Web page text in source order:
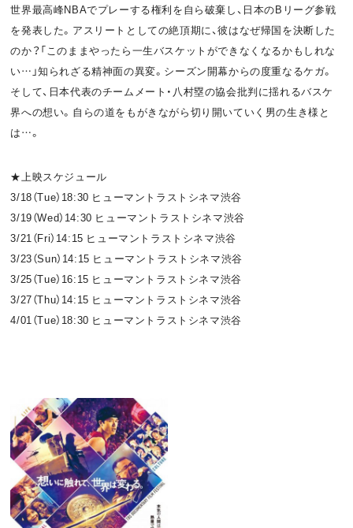
世界最高峰NBAでプレーする権利を自ら破棄し、日本のBリーグ参戦
を発表した。アスリートとしての絶頂期に、彼はなぜ帰国を決断した
のか？「このままやったら一生バスケットができなくなるかもしれな
い…」知られざる精神面の異変。シーズン開幕からの度重なるケガ。
そして、日本代表のチームメート・八村塁の協会批判に揺れるバスケ
界への想い。自らの道をもがきながら切り開いていく男の生き様と
は…。
★上映スケジュール
3/18（Tue）18:30 ヒューマントラストシネマ渋谷
3/19（Wed）14:30 ヒューマントラストシネマ渋谷
3/21（Fri）14:15 ヒューマントラストシネマ渋谷
3/23（Sun）14:15 ヒューマントラストシネマ渋谷
3/25（Tue）16:15 ヒューマントラストシネマ渋谷
3/27（Thu）14:15 ヒューマントラストシネマ渋谷
4/01（Tue）18:30 ヒューマントラストシネマ渋谷